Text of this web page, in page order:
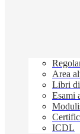
Area
Libri
Esami
ICDL